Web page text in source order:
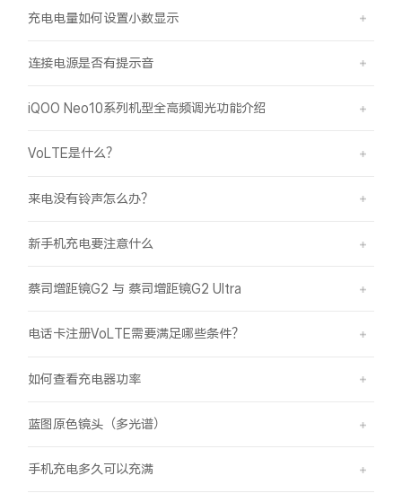
充电电量如何设置小数显示
连接电源是否有提示音
iQOO Neo10系列机型全高频调光功能介绍
VoLTE是什么？
来电没有铃声怎么办？
新手机充电要注意什么
蔡司增距镜G2 与 蔡司增距镜G2 Ultra
电话卡注册VoLTE需要满足哪些条件？
如何查看充电器功率
蓝图原色镜头（多光谱）
手机充电多久可以充满